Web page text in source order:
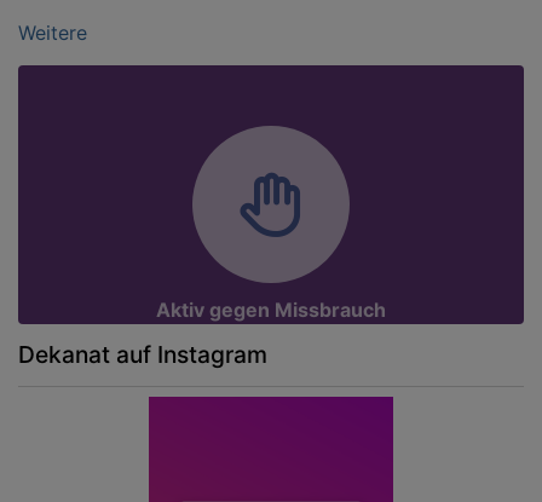
Weitere
Aktiv gegen Missbrauch
Dekanat auf Instagram